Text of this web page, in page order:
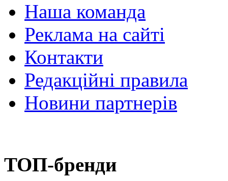
Наша команда
Реклама на сайті
Контакти
Редакційні правила
Новини партнерів
ТОП-бренди